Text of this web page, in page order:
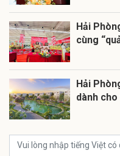
Hải
cùng
Hải
dành